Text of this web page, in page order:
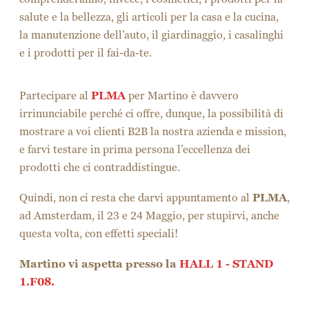
Quindi, non ci resta che darvi appuntamento alPLMA
ad Amsterdam, il 23 e 24 Maggio, per stupirvi, anche
questa volta, con effetti speciali!
Martino vi aspetta presso la
HALL 1 - STAND
1.F08.